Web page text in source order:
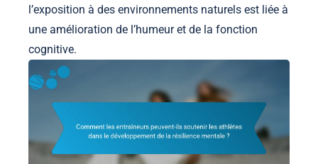
l’exposition à des environnements naturels est liée à
une amélioration de l’humeur et de la fonction
cognitive.